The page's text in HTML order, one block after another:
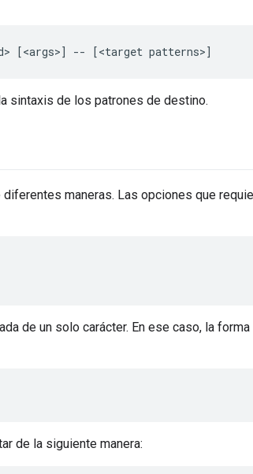
sintaxis de los patrones de destino.
maneras. Las opciones que
de un solo carácter. En ese caso, la
de la siguiente manera: